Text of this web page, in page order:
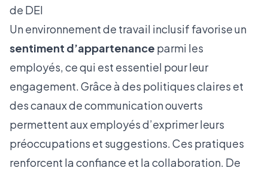
de DEI
Un environnement de travail inclusif favorise un
sentiment d’appartenance parmi les
employés, ce qui est essentiel pour leur
engagement. Grâce à des politiques claires et
des canaux de communication ouverts
permettent aux employés d’exprimer leurs
préoccupations et suggestions. Ces pratiques
renforcent la confiance et la collaboration. De